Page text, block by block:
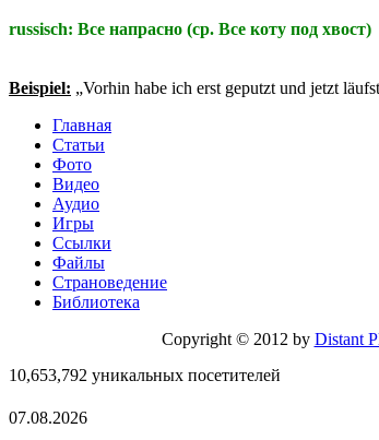
russisch: Все напрасно (ср. Все коту под хвост)
Beispiel: „Vorhin habe ich erst geputzt und jetzt
Главная
Статьи
Фото
Видео
Аудио
Игры
Ссылки
Файлы
Страноведение
Библиотека
Copyright © 2012 by Distant
10,653,792 уникальных посетителей
07.08.2026